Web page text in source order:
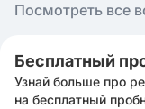
Посмотреть все
Бесплатный
Узнай больше про
на бесплатный